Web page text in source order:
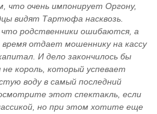
что очень импонирует Оргону,
видят Тартюфа насквозь.
родственники ошибаются, а
отдает мошеннику на кассу
И дело закончилось бы
не король, который успевает
воду в самый последний
этот спектакль, если
но при этом хотите еще